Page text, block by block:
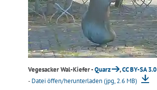
Vegesacker Wal-Kiefer -Quarz ,CC BY-SA 3.0
- Datei öffen/herunterladen (jpg, 2.6 MB)